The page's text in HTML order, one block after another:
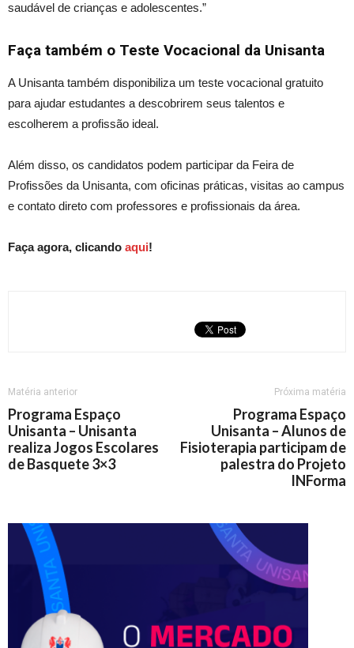
saudável de crianças e adolescentes.”
Faça também o Teste Vocacional da Unisanta
A Unisanta também disponibiliza um teste vocacional gratuito
para ajudar estudantes a descobrirem seus talentos e
escolherem a profissão ideal.
Além disso, os candidatos podem participar da Feira de
Profissões da Unisanta, com oficinas práticas, visitas ao campus
e contato direto com professores e profissionais da área.
Faça agora, clicando aqui!
Matéria anterior
Programa Espaço
Unisanta – Unisanta
realiza Jogos Escolares
de Basquete 3×3
Próxima matéria
Programa Espaço
Unisanta – Alunos de
Fisioterapia participam de
palestra do Projeto
INForma